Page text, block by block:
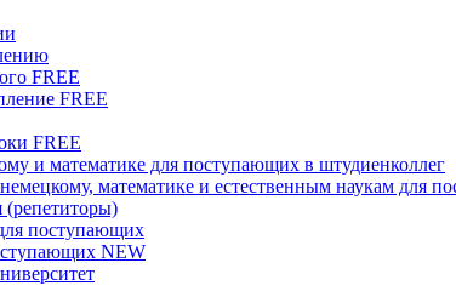
FREE
FREE
FREE
и математике для поступающих в штудиенколлег
математике и естественным наукам для
(репетиторы)
поступающих
NEW